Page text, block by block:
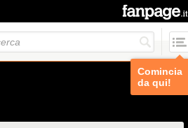
Comincia
da qui!